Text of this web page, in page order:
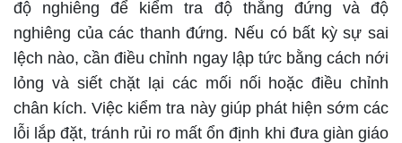
độ nghiêng để kiểm tra độ thẳng đứng và độ
nghiêng của các thanh đứng. Nếu có bất kỳ sự sai
lệch nào, cần điều chỉnh ngay lập tức bằng cách nới
lỏng và siết chặt lại các mối nối hoặc điều chỉnh
chân kích. Việc kiểm tra này giúp phát hiện sớm các
lỗi lắp đặt, tránh rủi ro mất ổn định khi đưa giàn giáo